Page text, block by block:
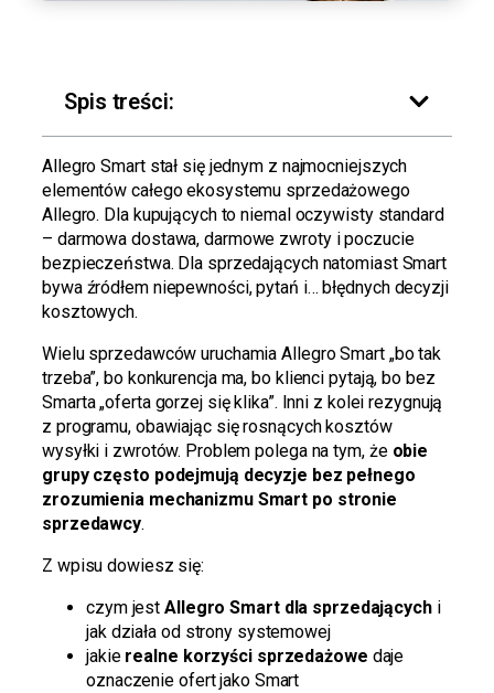
Spis treści:
Allegro Smart stał się jednym z najmocniejszych
elementów całego ekosystemu sprzedażowego
Allegro. Dla kupujących to niemal oczywisty standard
– darmowa dostawa, darmowe zwroty i poczucie
bezpieczeństwa. Dla sprzedających natomiast Smart
bywa źródłem niepewności, pytań i… błędnych decyzji
kosztowych.
Wielu sprzedawców uruchamia Allegro Smart „bo tak
trzeba”, bo konkurencja ma, bo klienci pytają, bo bez
Smarta „oferta gorzej się klika”. Inni z kolei rezygnują
z programu, obawiając się rosnących kosztów
wysyłki i zwrotów. Problem polega na tym, że obie
grupy często podejmują decyzje bez pełnego
zrozumienia mechanizmu Smart po stronie
sprzedawcy.
Z wpisu dowiesz się:
czym jest Allegro Smart dla sprzedającychi
jak działa od strony systemowej
jakie realne korzyści sprzedażowe daje
oznaczenie ofert jako Smart